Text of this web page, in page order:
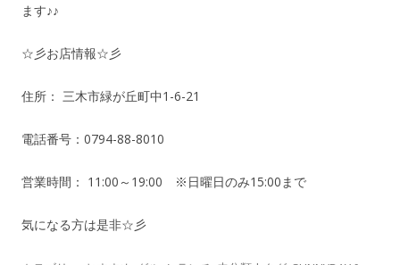
ます♪♪
☆彡お店情報☆彡
住所： 三木市緑が丘町中1-6-21
電話番号：0794-88-8010
営業時間： 11:00～19:00 ※日曜日のみ15:00まで
気になる方は是非☆彡